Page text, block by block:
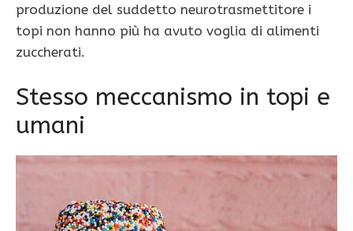
produzione del suddetto neurotrasmettitore i
topi non hanno più ha avuto voglia di alimenti
zuccherati.
Stesso meccanismo in topi e
umani